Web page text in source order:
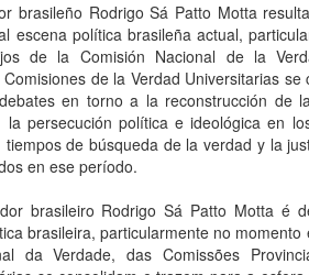
brasileño Rodrigo Sá Patto Motta
escena política brasileña actual,
de la Comisión Nacional de la
de la Verdad Universitarias se
en torno a la reconstrucción de
la persecución política e ideológica en
de búsqueda de la verdad y la
en ese período.
brasileiro Rodrigo Sá Patto Motta é
brasileira, particularmente no momento
da Verdade, das Comissões